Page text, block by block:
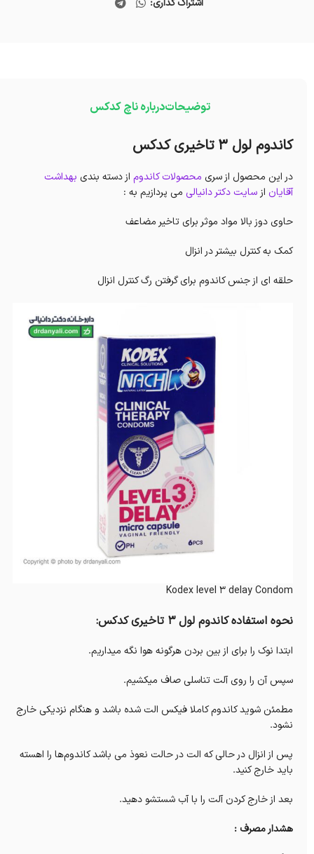
اشتراک گذاری:
توضیحاتدرباره ناچ کدکس
کاندوم لول 3 تاخیری کدکس
در این محصول از سری محصولات کاندوم از دسته بندی بهداشت
آقایان ازسایت دکتر دانیالی می پردازیم به :
حاوی دوز بالا مواد موثر برای تاخیر مضاعف
کمک به کنترل بیشتر در انزال
حلقه ای از جنس کاندوم برای گرفتن رگ کنترل انزال
Kodex level 3 delay Condom
نحوه استفاده کاندوم لول 3 تاخیری کدکس:
ابتدا نوک را برای از بین بردن هرگونه هوا نگه میداریم.
سپس آن را روی آلت تناسلی صاف میکشیم.
مطمئن شوید کاندوم کاملا فیکس الت شده باشد و هنگام نزدیکی خارج
نشود.
پس از انزال در حالی که الت در حالت نعوذ می باشد کاندوم‌ها را اهسته
باید خارج کنید.
بعد از خارج کردن آلت را با آب شستشو دهید.
هشدار مصرف :